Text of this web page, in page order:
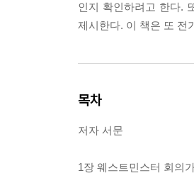
인지 확인하려고 한다.
제시한다. 이 책은 또 전
목차
저자 서문
1장 웨스트민스터 회의